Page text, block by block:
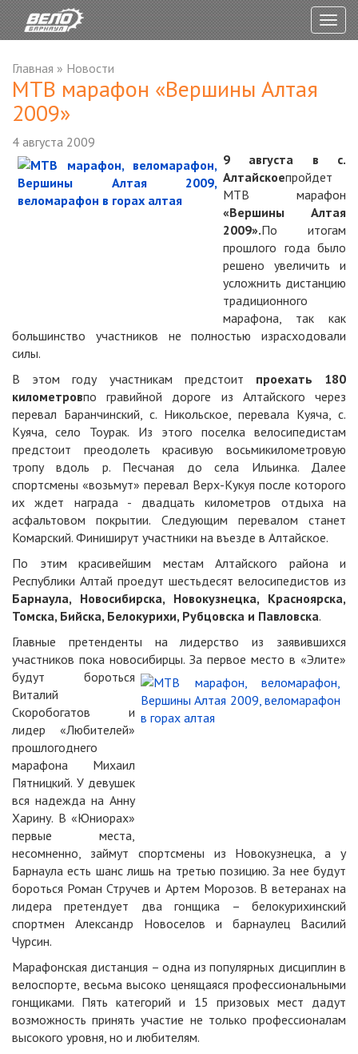
Главная » Новости
MTB марафон «Вершины Алтая
2009»
4 августа 2009
9 августа в с.
Алтайскоепройдет
МТВ марафон
«Вершины Алтая
2009».По итогам
прошлого года было
решено увеличить и
усложнить дистанцию
традиционного
марафона, так как
большинство участников не полностью израсходовали
силы.
В этом году участникам предстоит проехать 180
километровпо гравийной дороге из Алтайского через
перевал Баранчинский, с. Никольское, перевала Куяча, с.
Куяча, село Тоурак. Из этого поселка велосипедистам
предстоит преодолеть красивую восьмикилометровую
тропу вдоль р. Песчаная до села Ильинка. Далее
спортсмены «возьмут» перевал Верх-Кукуя после которого
их ждет награда - двадцать километров отдыха на
асфальтовом покрытии. Следующим перевалом станет
Комарский. Финиширут участники на въезде в Алтайское.
По этим красивейшим местам Алтайского района и
Республики Алтай проедут шестьдесят велосипедистов из
Барнаула, Новосибирска, Новокузнецка, Красноярска,
Томска, Бийска, Белокурихи, Рубцовска и Павловска.
Главные претенденты на лидерство из заявившихся
участников пока новосибирцы. За первое место в «Элите»
будут бороться
Виталий
Скоробогатов и
лидер «Любителей»
прошлогоднего
марафона Михаил
Пятницкий. У девушек
вся надежда на Анну
Харину. В «Юниорах»
первые места,
несомненно, займут спортсмены из Новокузнецка, а у
Барнаула есть шанс лишь на третью позицию. За нее будут
бороться Роман Стручев и Артем Морозов. В ветеранах на
лидера претендует два гонщика – белокурихинский
спортмен Александр Новоселов и барнаулец Василий
Чурсин.
Марафонская дистанция – одна из популярных дисциплин в
велоспорте, весьма высоко ценящаяся профессиональными
гонщиками. Пять категорий и 15 призовых мест дадут
возможность принять участие не только профессионалам
высокого уровня, но и любителям.